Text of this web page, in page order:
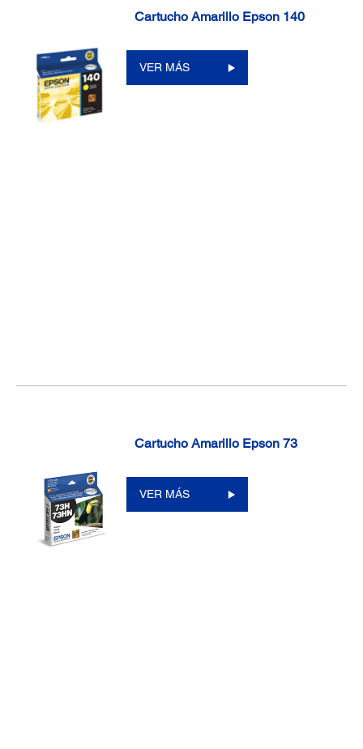
Cartucho Amarillo Epson 140
VER MÁS
Cartucho Amarillo Epson 73
VER MÁS